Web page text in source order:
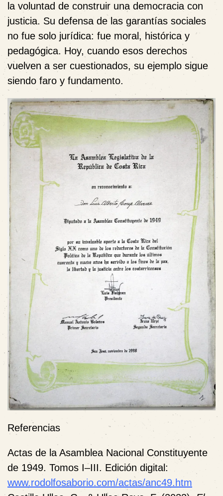
la voluntad de construir una democracia con
justicia. Su defensa de las garantías sociales
no fue solo jurídica: fue moral, histórica y
pedagógica. Hoy, cuando esos derechos
vuelven a ser cuestionados, su ejemplo sigue
siendo faro y fundamento.
Referencias
Actas de la Asamblea Nacional Constituyente
de 1949. Tomos I–III. Edición digital:
www.rodolfosaborio.com/actas/anc49.htm